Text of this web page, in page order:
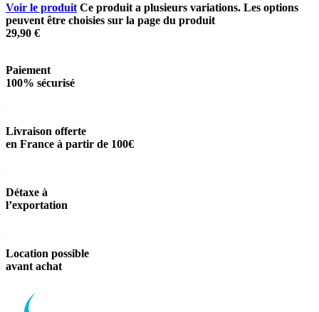
Voir le produit Ce produit a plusieurs variations. Les options
peuvent être choisies sur la page du produit
29,90 €
Paiement
100% sécurisé
Livraison offerte
en France à partir de 100€
Détaxe à
l’exportation
Location possible
avant achat